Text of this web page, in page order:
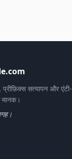
प्रीफ़िक्स सत्यापन और एंटी-
मानक।